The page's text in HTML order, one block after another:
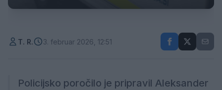
T. R. 3. februar 2026, 12:51
Policijsko poročilo je pripravil Aleksander